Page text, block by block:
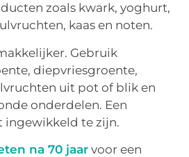
zoals kwark, yoghurt,
kaas en noten.
Gebruik
diepvriesgroente,
uit pot of blik en
onderdelen. Een
te zijn.
na 70 jaarvoor een